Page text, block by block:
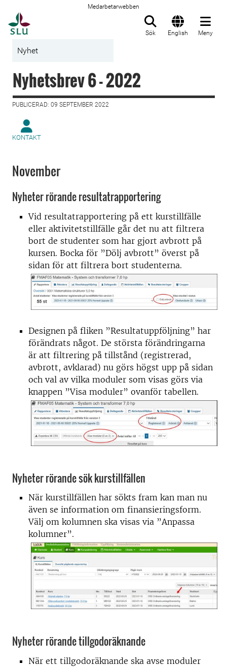
Medarbetarwebben
Sök English Meny
Nyhet
Nyhetsbrev 6 - 2022
PUBLICERAD: 09 SEPTEMBER 2022
KONTAKT
November
Nyheter rörande resultatrapportering
Vid resultatrapportering på ett kurstillfälle
eller aktivitetstillfälle går det nu att filtrera
bort de studenter som har gjort avbrott på
kursen. Bocka för ”Dölj avbrott” överst på
sidan för att filtrera bort studenterna.
Designen på fliken ”Resultatuppföljning” har
förändrats något. De största förändringarna
är att filtrering på tillstånd (registrerad,
avbrott, avklarad) nu görs högst upp på sidan
och val av vilka moduler som visas görs via
knappen ”Visa moduler” ovanför tabellen.
Nyheter rörande sök kurstillfällen
När kurstillfällen har sökts fram kan man nu
även se information om finansieringsform.
Välj om kolumnen ska visas via ”Anpassa
kolumner”.
Nyheter rörande tillgodoräknande
När ett tillgodoräknande ska avse moduler